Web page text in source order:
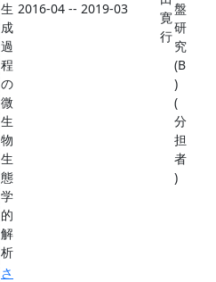
生
成
過
程
の
微
生
物
生
態
学
的
解
析
2016-04 -- 2019-03
寛
行
盤
研
究
(B
)
(
分
担
者
)
さ